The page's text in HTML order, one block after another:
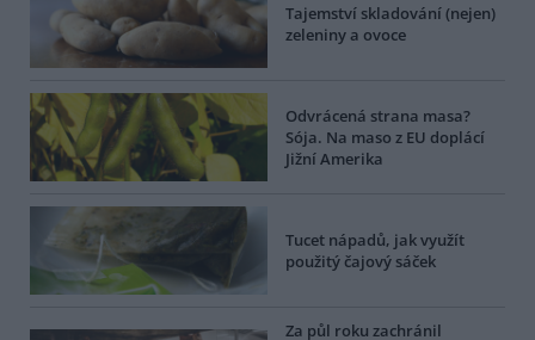
Tajemství skladování (nejen)
zeleniny a ovoce
Odvrácená strana masa?
Sója. Na maso z EU doplácí
Jižní Amerika
Tucet nápadů, jak využít
použitý čajový sáček
Za půl roku zachránil